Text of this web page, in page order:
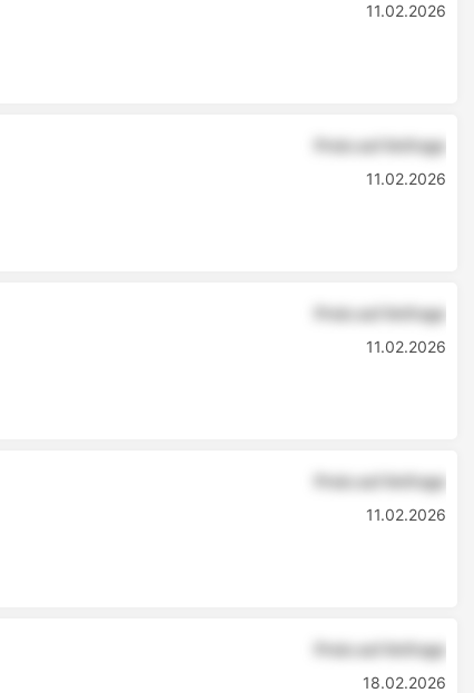
11.02.2026
Preis auf Anfrage
11.02.2026
Preis auf Anfrage
11.02.2026
Preis auf Anfrage
11.02.2026
Preis auf Anfrage
18.02.2026